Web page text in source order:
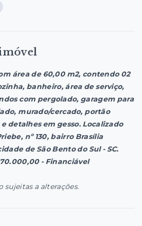
área de 60,00 m2, contendo 02
banheiro, área de serviço,
com pergolado, garagem para
murado/cercado, portão
detalhes em gesso. Localizado
nº 130, bairro Brasília
de São Bento do Sul - SC.
- Financiável
sujeitas a alterações.